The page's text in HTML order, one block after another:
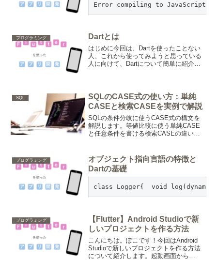
Error compiling to
プログラミング Dartとは
はじめに今回は、Dartを使ったことない
人、これから使ってみようと思っている
人に向けて、Dartについて簡単に紹介し
ラ...
SQL
SQLのCASE式の使い方：単純
CASEと検索CASEを実例で解説
SQLの条件分岐に使うCASE式の構文を
解説します。等値比較に使う単純CASE
と任意条件を書ける検索CASEの違い、
します。
プログラミング
オブジェクト指向言語の特徴と
Dartの基礎
class Logger{  void
プログラミング
【Flutter】Android Studioで新
しいプロジェクトを作る方法
こんにちは。ぽこです！今回はAndroid
Studioで新しいプロジェクトを作る方法
について紹介します。起動画面から